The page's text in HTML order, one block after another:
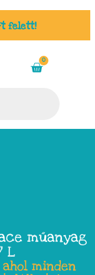
felett!
0
műanyag
L
minden